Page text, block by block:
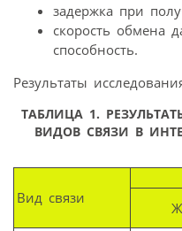
задержка при
скорость обмена
способность.
Результаты
ТАБЛИЦА 1.
ВИДОВ СВЯЗИ В
Вид связи